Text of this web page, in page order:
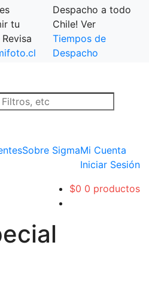
tu
Despacho a todo
Chile! Ver
Tiempos de
Despacho
Sobre SigmaMi Cuenta
Iniciar Sesión
$0 0 productos